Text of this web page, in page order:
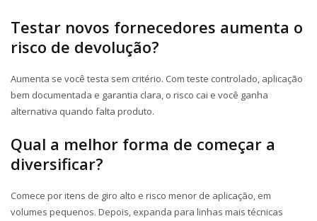
Testar novos fornecedores aumenta o
risco de devolução?
Aumenta se você testa sem critério. Com teste controlado, aplicação
bem documentada e garantia clara, o risco cai e você ganha
alternativa quando falta produto.
Qual a melhor forma de começar a
diversificar?
Comece por itens de giro alto e risco menor de aplicação, em
volumes pequenos. Depois, expanda para linhas mais técnicas